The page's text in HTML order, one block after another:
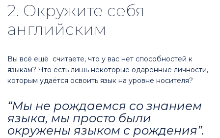
2. Окружите себя
английским
Вы всё ещё считаете, что у вас нет способностей к
языкам? Что есть лишь некоторые одарённые личности,
которым удаётся освоить язык на уровне носителя?
“Мы не рождаемся со знанием
языка, мы просто были
окружены языком с рождения”.